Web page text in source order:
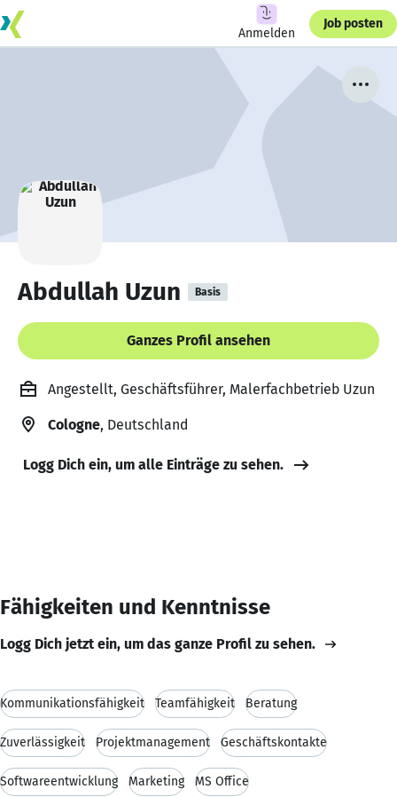
Anmelden
Job posten
Abdullah Uzun Basis
Ganzes Profil ansehen
Angestellt, Geschäftsführer, Malerfachbetrieb Uzun
Cologne, Deutschland
Logg Dich ein, um alle Einträge zu sehen.
Fähigkeiten und Kenntnisse
Logg Dich jetzt ein, um das ganze Profil zu sehen.
Kommunikationsfähigkeit Teamfähigkeit Beratung
Zuverlässigkeit Projektmanagement Geschäftskontakte
Softwareentwicklung Marketing MS Office